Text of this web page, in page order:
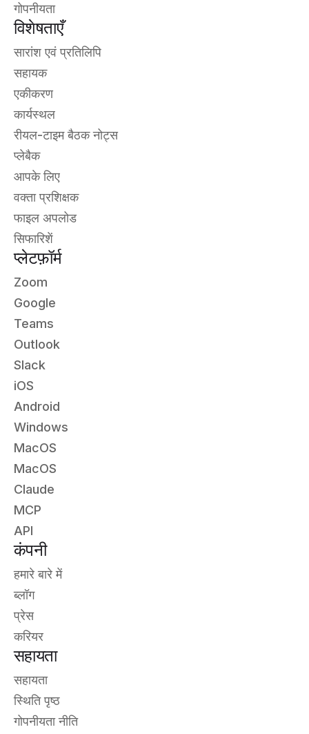
गोपनीयता
विशेषताएँ
सारांश एवं प्रतिलिपि
सहायक
एकीकरण
कार्यस्थल
रीयल-टाइम बैठक नोट्स
प्लेबैक
आपके लिए
वक्ता प्रशिक्षक
फाइल अपलोड
सिफारिशें
प्लेटफ़ॉर्म
Zoom
Google
Teams
Outlook
Slack
iOS
Android
Windows
MacOS
MacOS
Claude
MCP
API
कंपनी
हमारे बारे में
ब्लॉग
प्रेस
करियर
सहायता
सहायता
स्थिति पृष्ठ
गोपनीयता नीति